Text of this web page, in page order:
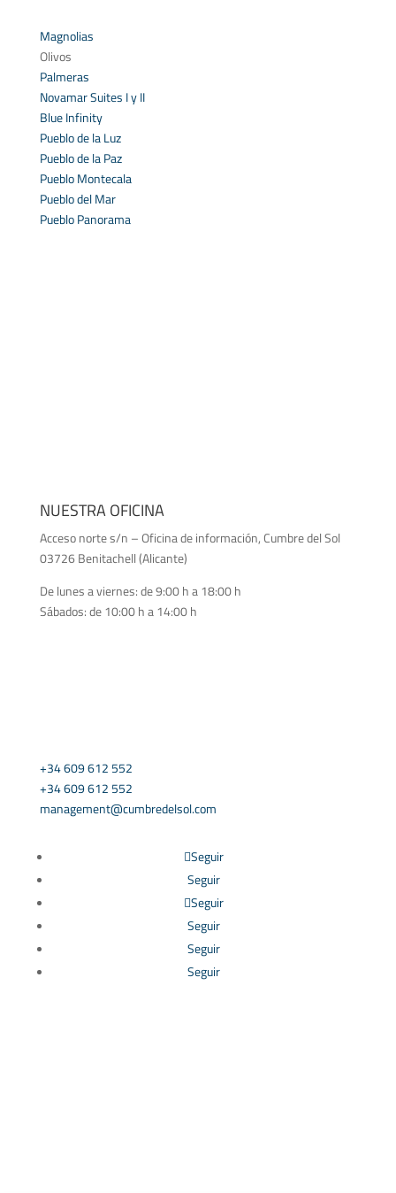
Magnolias
Olivos
Palmeras
Novamar Suites I y II
Blue Infinity
Pueblo de la Luz
Pueblo de la Paz
Pueblo Montecala
Pueblo del Mar
Pueblo Panorama
NUESTRA OFICINA
Acceso norte s/n – Oficina de información, Cumbre del Sol
03726 Benitachell (Alicante)
De lunes a viernes: de 9:00 h a 18:00 h
Sábados: de 10:00 h a 14:00 h
+34 609 612 552
+34 609 612 552
management@cumbredelsol.com
Seguir
Seguir
Seguir
Seguir
Seguir
Seguir